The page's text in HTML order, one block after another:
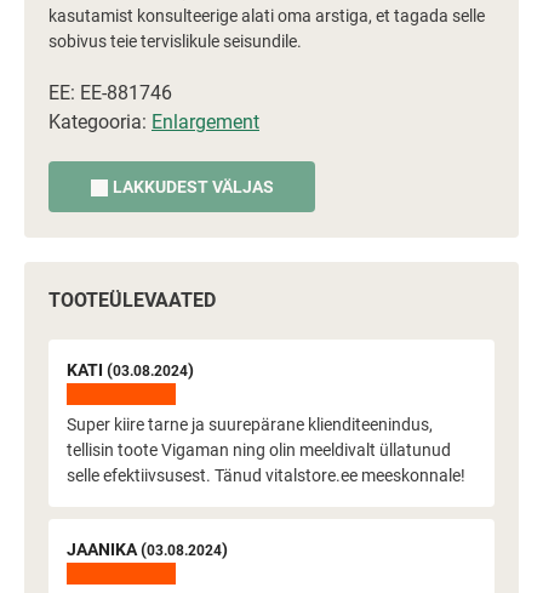
kasutamist konsulteerige alati oma arstiga, et tagada selle
sobivus teie tervislikule seisundile.
EE: EE-881746
Kategooria: Enlargement
LAKKUDEST VÄLJAS
TOOTEÜLEVAATED
KATI (03.08.2024)
Super kiire tarne ja suurepärane klienditeenindus,
tellisin toote Vigaman ning olin meeldivalt üllatunud
selle efektiivsusest. Tänud vitalstore.ee meeskonnale!
JAANIKA (03.08.2024)